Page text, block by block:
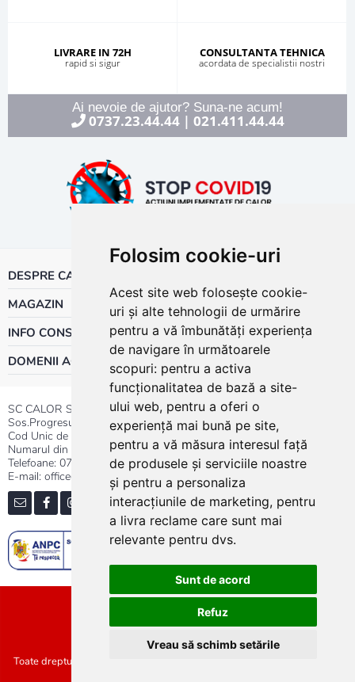
Folosim cookie-uri
Acest site web folosește cookie-
uri și alte tehnologii de urmărire
pentru a vă îmbunătăți experiența
de navigare în următoarele
scopuri: pentru a activa
funcționalitatea de bază a site-
ului web, pentru a oferi o
experiență mai bună pe site,
pentru a vă măsura interesul față
de produsele și serviciile noastre
și pentru a personaliza
interacțiunile de marketing, pentru
a livra reclame care sunt mai
relevante pentru dvs.
Sunt de acord
Refuz
Vreau să schimb setările
LIVRARE IN 72H
rapid si sigur
CONSULTANTA TEHNICA
acordata de specialistii nostri
Ai nevoie de ajutor? Suna-ne acum!
0737.23.44.44| 021.411.44.44
DESPRE CALOR
MAGAZIN
INFO CONSUMATOR
DOMENII ACTIVITATE
SC CALOR SRL
Sos.Progresului nr.30-40, Sector 5, Bucuresti
Cod Unic de Inregistrare: RO 3004724
Numarul din Registrul Comertului:J40/13176/1991
Telefoane: 0737.23.44.44|021.411.44.44
E-mail: office@calor.ro
Toate drepturile rezervate SC Calor SRL :: Copyright 2021 :: Realizat de